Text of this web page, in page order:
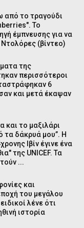
από το τραγούδι
Το
έμπνευσης για να
(βίντεο)
της
περισσότεροι
6
και μετά έκαψαν
και το μαξιλάρι
τα δάκρυά μου”. Η
Ιβίν έγινε ένα
της UNICEF. Τα
...
και
του μεγάλου
λένε ότι
ιστορία